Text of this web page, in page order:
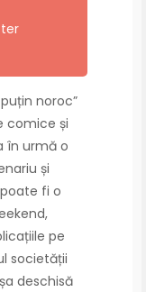
noroc”
comice și
în urmă o
și
fi o
pe
societății
deschisă